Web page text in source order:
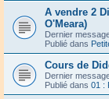
A vendre 2
O'Meara)
Dernier
Publié dans
Cours de
Dernier
Publié dans 01 :